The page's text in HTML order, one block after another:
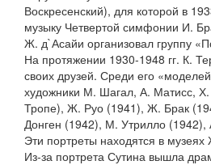
Воскресенский), для которой в
музыку Четвертой симфонии И.
Ж. д`Асайи организовал группу
На протяжении 1930-1948 гг. К.
своих друзей. Среди его
художники М. Шагал, А. Матисс,
Тропе), Ж. Руо (1941), Ж. Брак
Донген (1942), М. Утрилло
Эти портреты находятся в
Из-за портрета Сутина вышла